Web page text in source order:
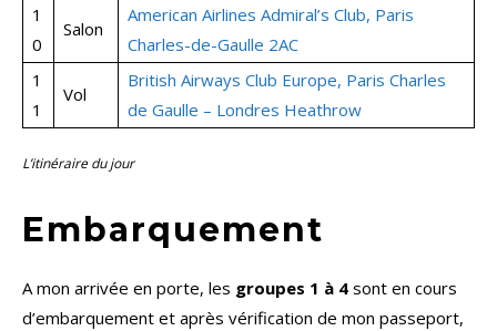
1
0
Salon
American Airlines Admiral’s Club, Paris
Charles-de-Gaulle 2AC
1
1
Vol
British Airways Club Europe, Paris Charles
de Gaulle – Londres Heathrow
L’itinéraire du jour
Embarquement
A mon arrivée en porte, les groupes 1 à 4 sont en cours
d’embarquement et après vérification de mon passeport,